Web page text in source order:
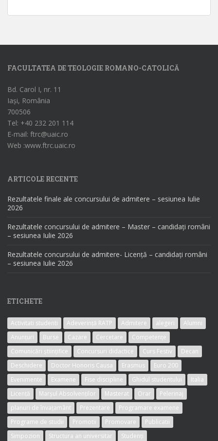
FACULTATEA DE TEOLOGIE ROMANO-CATOLICĂ
Bd. Carol I, nr. 11
Iași, România
700506
Tel: +40 232 201 114
E-mail: ftrc@uaic.ro
Web :www.ftrc.uaic.ro
ARTICOLE RECENTE
Rezultatele finale ale concursului de admitere – sesiunea Iulie
2026
Rezultatele concursului de admitere – Master – candidați români
– sesiunea Iulie 2026
Rezultatele concursului de admitere- Licență – candidați români
– sesiunea Iulie 2026
ETICHETE
Activitati studenti Adeverință RATP Admitere alegeri
Alumni
Anunțuri
Burse Cazare Cercetare
Competențe
Comunicări științifice
Concursuri didactice Curs Festiv
Decan
Deschidere
Doctor Honoris Causa Erasmus
Euro 200
Evenimente
Examene Fise discipline Ghidul studentului
Italia
Licență
Marșul Absolvenților Masterat Orar
Pelerinaj
planuri de învațamânt
Prezentare
Programare examene
Programe de studii
Promotii Promovare
Publicatii
Simpozion
Structura an universitar
Studenți